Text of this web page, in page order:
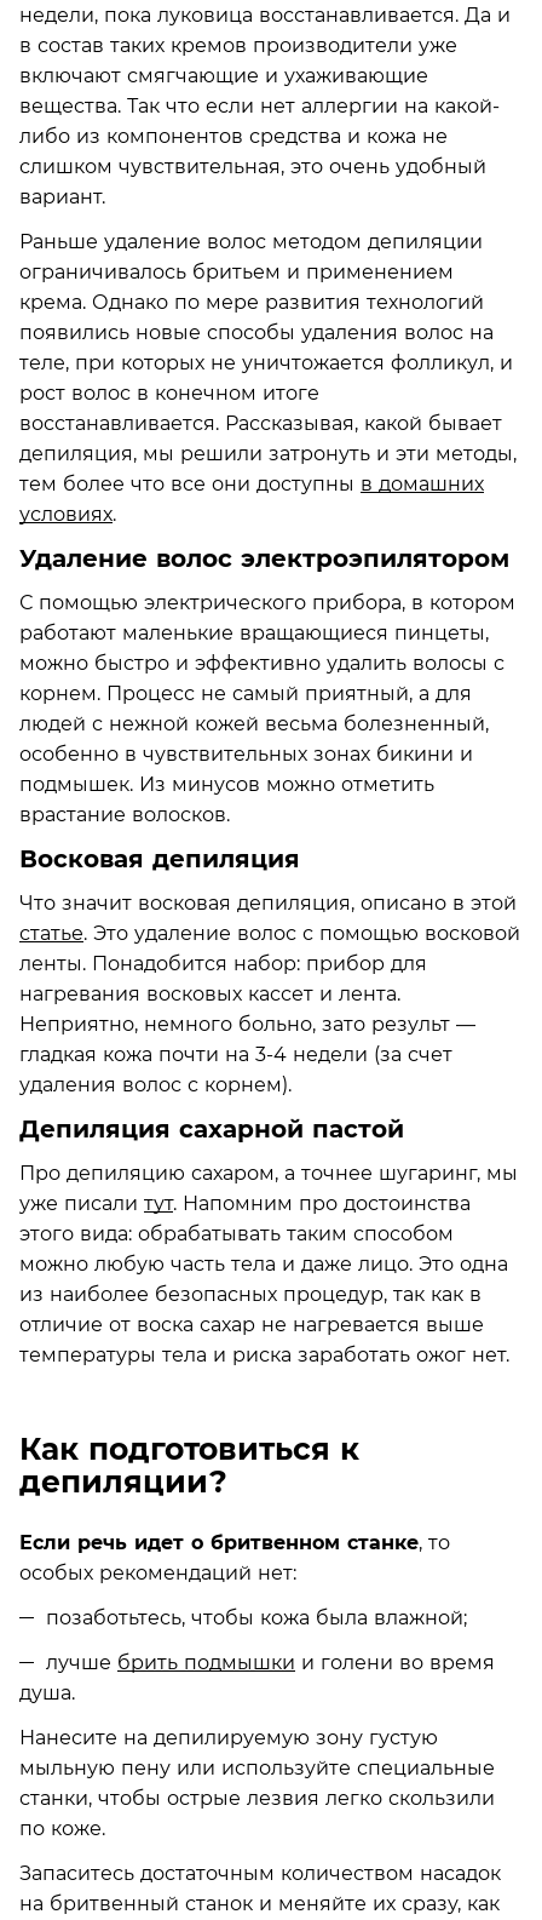
недели, пока луковица восстанавливается. Да и
в состав таких кремов производители уже
включают смягчающие и ухаживающие
вещества. Так что если нет аллергии на какой-
либо из компонентов средства и кожа не
слишком чувствительная, это очень удобный
вариант.
Раньше удаление волос методом депиляции
ограничивалось бритьем и применением
крема. Однако по мере развития технологий
появились новые способы удаления волос на
теле, при которых не уничтожается фолликул, и
рост волос в конечном итоге
восстанавливается. Рассказывая, какой бывает
депиляция, мы решили затронуть и эти методы,
тем более что все они доступны в домашних
условиях.
Удаление волос электроэпилятором
С помощью электрического прибора, в котором
работают маленькие вращающиеся пинцеты,
можно быстро и эффективно удалить волосы с
корнем. Процесс не самый приятный, а для
людей с нежной кожей весьма болезненный,
особенно в чувствительных зонах бикини и
подмышек. Из минусов можно отметить
врастание волосков.
Восковая депиляция
Что значит восковая депиляция, описано в этой
статье. Это удаление волос с помощью восковой
ленты. Понадобится набор: прибор для
нагревания восковых кассет и лента.
Неприятно, немного больно, зато результ —
гладкая кожа почти на 3-4 недели (за счет
удаления волос с корнем).
Депиляция сахарной пастой
Про депиляцию сахаром, а точнее шугаринг, мы
уже писали тут. Напомним про достоинства
этого вида: обрабатывать таким способом
можно любую часть тела и даже лицо. Это одна
из наиболее безопасных процедур, так как в
отличие от воска сахар не нагревается выше
температуры тела и риска заработать ожог нет.
Как подготовиться к
депиляции?
Если речь идет о бритвенном станке, то
особых рекомендаций нет:
позаботьтесь, чтобы кожа была влажной;
лучше брить подмышки и голени во время
душа.
Нанесите на депилируемую зону густую
мыльную пену или используйте специальные
станки, чтобы острые лезвия легко скользили
по коже.
Запаситесь достаточным количеством насадок
на бритвенный станок и меняйте их сразу, как